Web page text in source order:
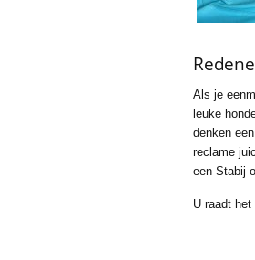
Als je
leuke
denken
reclame
een Stabij
U raadt